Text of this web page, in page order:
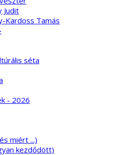
Judit
Kardoss Tamás
séta
- 2026
miért ...)
kezdődött)